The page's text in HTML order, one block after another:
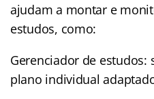
ajudam a montar e
estudos, como:
Gerenciador de estudos:
plano individual